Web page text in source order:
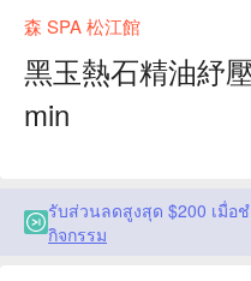
森 SPA 松江館
黑玉熱石精油紓
min
รับส่วนลดสูงสุด $200 เมื่อ
กิจกรรม